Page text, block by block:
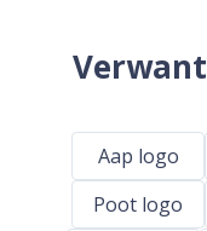
Aap logo
Poot logo